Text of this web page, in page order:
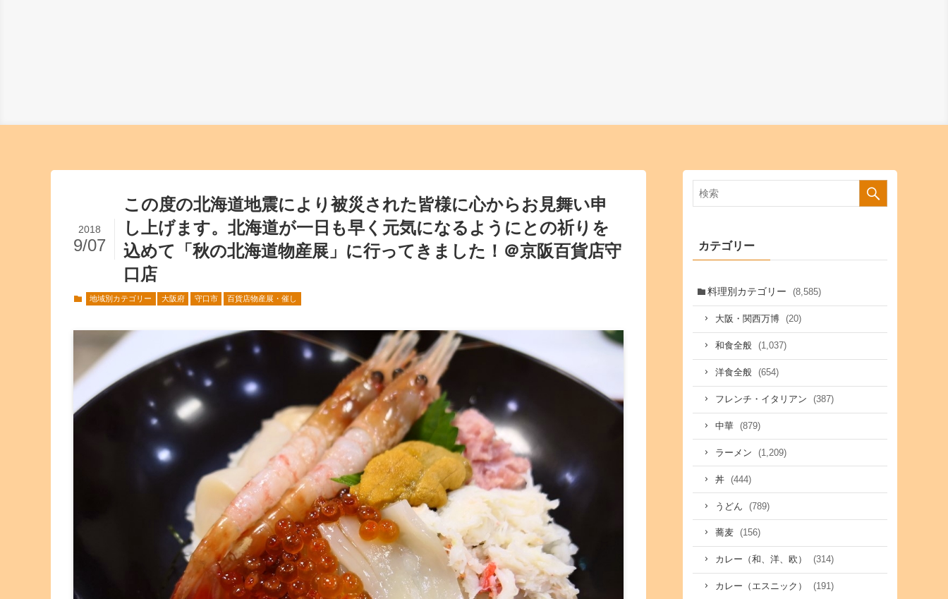
この度の北海道地震により被災された皆様に心からお見舞い申
し上げます。北海道が一日も早く元気になるようにとの祈りを
込めて「秋の北海道物産展」に行ってきました！＠京阪百貨店守
口店
2018
9/07
地域別カテゴリー 大阪府 守口市 百貨店物産展・催し
カテゴリー
料理別カテゴリー (8,585)
大阪・関西万博 (20)
和食全般 (1,037)
洋食全般 (654)
フレンチ・イタリアン (387)
中華 (879)
ラーメン (1,209)
丼 (444)
うどん (789)
蕎麦 (156)
カレー（和、洋、欧） (314)
カレー（エスニック） (191)